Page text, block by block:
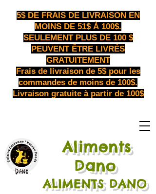
5$ DE FRAIS DE LIVRAISON EN
MOINS DE 51$ À 100$.
SEULEMENT PLUS DE 100 $
PEUVENT ÊTRE LIVRÉS
GRATUITEMENT
Frais de livraison de 5$ pour les
commandes de moins de 100$.
Livraison gratuite à partir de 100$
​Aliments
Dano
ALIMENTS DANO